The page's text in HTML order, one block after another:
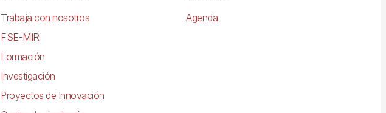
Trabaja con nosotros
FSE-MIR
Formación
Investigación
Proyectos de Innovación
Agenda